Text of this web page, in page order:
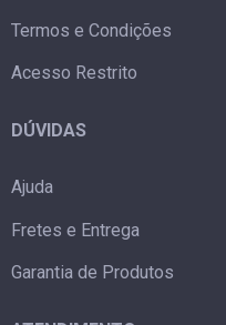
Termos e Condições
Acesso Restrito
DÚVIDAS
Ajuda
Fretes e Entrega
Garantia de Produtos